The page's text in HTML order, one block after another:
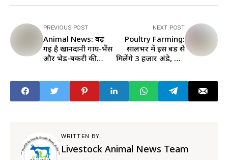
PREVIOUS POST
Animal News: बढ़
गई है खानदानी गाय-भैंस
और भेड़-बकरी की
NEXT POST
Poultry Farming:
सालभर में इस बर्ड से
मिलेंगे 3 हजार अंडे, मीट
WRITTEN BY
Livestock Animal News Team